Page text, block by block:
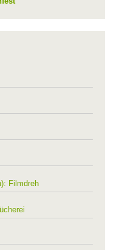
Filmdreh